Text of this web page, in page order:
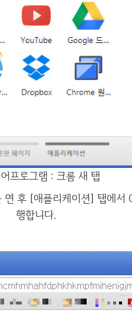
프로그램 : 크롬 새 탭
후 [애플리케이션] 탭에서
행합니다.